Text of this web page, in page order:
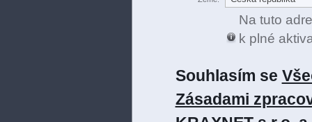
Na tuto
k plné
Souhlasím se
Zásadami